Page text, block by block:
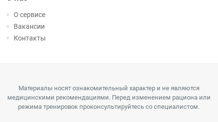
О сервисе
Вакансии
Контакты
Материалы носят ознакомительный характер и не являются
медицинскими рекомендациями. Перед изменением рациона или
режима тренировок проконсультируйтесь со специалистом.